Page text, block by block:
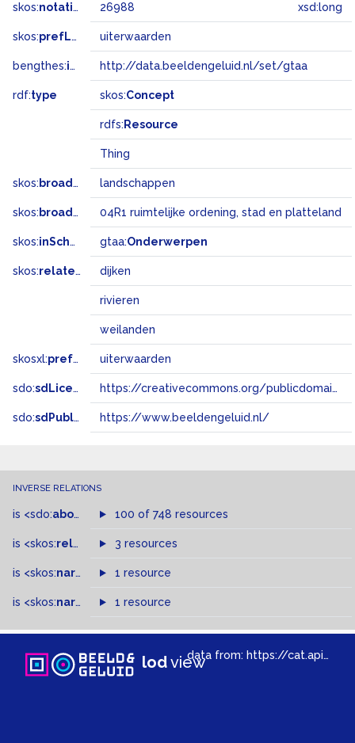
skos:notation 26988 xsd:long
skos:prefLabel uiterwaarden
bengthes:inSet http://data.beeldengeluid.nl/set/gtaa
rdf:type skos:Concept
rdfs: Resource
Thing
skos: broader landschappen
skos: broadMatch 04R1 ruimtelijke ordening, stad en platteland
skos:inScheme gtaa:Onderwerpen
skos:related dijken
rivieren
weilanden
skosxl:prefLabel uiterwaarden
sdo:sdLicense https://creativecommons.org/publicdomain/zero/1.0/
sdo:sdPublisher https://www.beeldengeluid.nl/
INVERSE RELATIONS
is <sdo:about of 100 of 748 resources
is <skos:related > of3 resources
is <skos:narrowMatch >of
1 resource
is <skos:narrower >of
1 resource
lodviewdata from: https://cat.apis.beeldengeluid.nl/sparql